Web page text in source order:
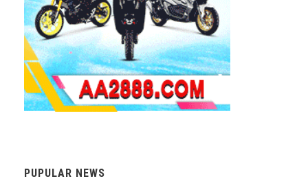
PUPULAR NEWS